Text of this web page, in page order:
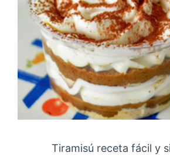
Tiramisú receta fácil y